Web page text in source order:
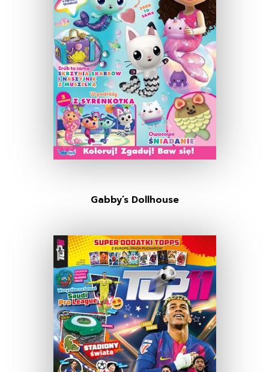
Gabby’s Dollhouse